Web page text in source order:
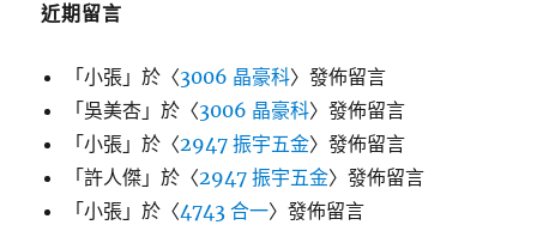
近期留言
「小張 」於〈3006 晶豪科〉發佈留言
「吳美杏 」於〈3006 晶豪科〉發佈留言
「小張 」於〈2947 振宇五金〉發佈留言
「許人傑 」於〈2947 振宇五金〉發佈留言
「小張 」於〈4743 合一〉發佈留言